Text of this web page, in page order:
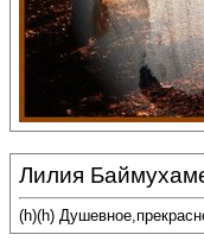
Лилия
(h)(h)